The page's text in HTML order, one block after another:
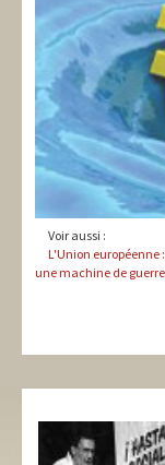
Voir aussi :
L'Union européenne :
une machine de